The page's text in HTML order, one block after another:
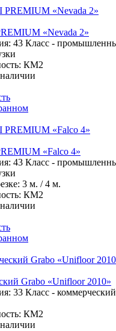
«Nevada 2»
43 Класс -
КМ2
«Falco 4»
43 Класс -
3 м. / 4 м.
КМ2
Grabo «Unifloor 2010»
33 Класс -
КМ2